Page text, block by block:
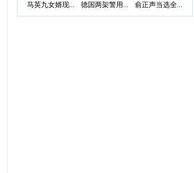
马英九女婿现... 德国两架警用... 俞正声当选全...